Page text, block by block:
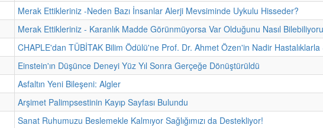
Merak Ettikleriniz -Neden Bazı İnsanlar Alerji Mevsiminde Uykulu Hisseder?
Merak Ettikleriniz - Karanlık Madde Görünmüyorsa Var Olduğunu Nasıl
CHAPLE'dan TÜBİTAK Bilim Ödülü'ne Prof. Dr. Ahmet Özen'in Nadir
Einstein'ın Düşünce Deneyi Yüz Yıl Sonra Gerçeğe Dönüştürüldü
Asfaltın Yeni Bileşeni: Algler
Arşimet Palimpsestinin Kayıp Sayfası Bulundu
Sanat Ruhumuzu Beslemekle Kalmıyor Sağlığımızı da Destekliyor!